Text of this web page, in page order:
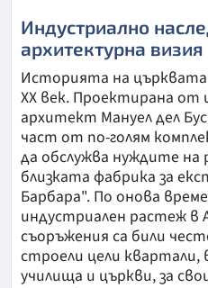
Индустриално
архитектурна визия
Историята на църквата
ХХ век. Проектирана от
архитект Мануел дел
част от по-голям
да обслужва нуждите
близката фабрика за
Барбара". По онова
индустриален растеж в
съоръжения са били
строели цели
училища и църкви, за